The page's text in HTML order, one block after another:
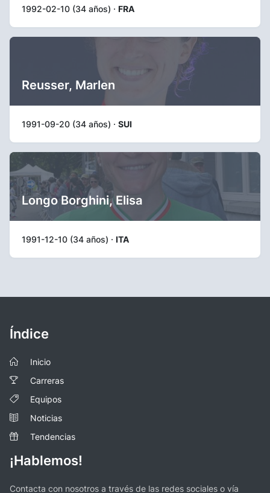
1992-02-10 (34 años) · FRA
Reusser, Marlen
1991-09-20 (34 años) · SUI
Longo Borghini, Elisa
1991-12-10 (34 años) · ITA
Índice
Inicio
Carreras
Equipos
Noticias
Tendencias
¡Hablemos!
Contacta con nosotros a través de las redes sociales o vía